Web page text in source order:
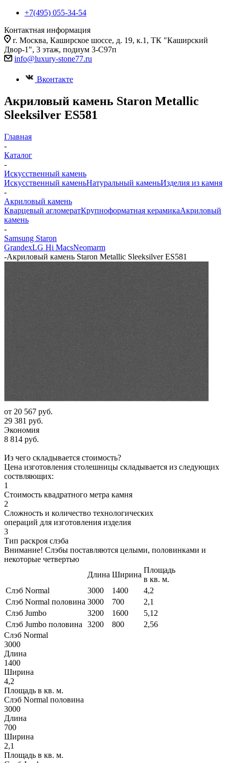
+7(495) 055-34-54
Контактная информация
г. Москва, Каширское шоссе, д. 19, к.1, ТК "Каширский
Двор-1", 3 этаж, подиум 3-С97п
info@luxury-stone77.ru
Вконтакте
Акриловый камень Staron Metallic
Sleeksilver ES581
Главная
-
Каталог
-
Искусственный камень
Искусственный каменьНатуральный каменьИзделия из камня
-
Акриловый камень
Кварцевый агломератКрупноформатная керамикаАкриловый
камень
-
Samsung Staron
GrandexLG Hi MacsNeomarm
-Акриловый камень Staron Metallic Sleeksilver ES581
от 20 567 руб.
29 381 руб.
Экономия
8 814 руб.
Из чего складывается стоимость?
Цена изготовления столешницы складывается из следующих
соствляющих:
1
Стоимость квадратного метра камня
2
Сложность и количество технологических
операций для изготовления изделия
3
Тип раскроя слэба
Внимание! Слэбы поставляются целыми, половинками и
некоторые четвертью
Длина Ширина
Площадь
в кв. м.
Слэб Normal
3000 1400
4,2
Слэб Normal половина 3000 700
2,1
Слэб Jumbo
3200 1600
5,12
Слэб Jumbo половина
3200 800
2,56
Слэб Normal
3000
Длина
1400
Ширина
4,2
Площадь в кв. м.
Слэб Normal половина
3000
Длина
700
Ширина
2,1
Площадь в кв. м.